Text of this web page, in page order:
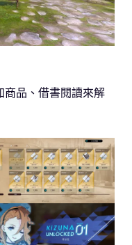
商品、借書閱讀來解